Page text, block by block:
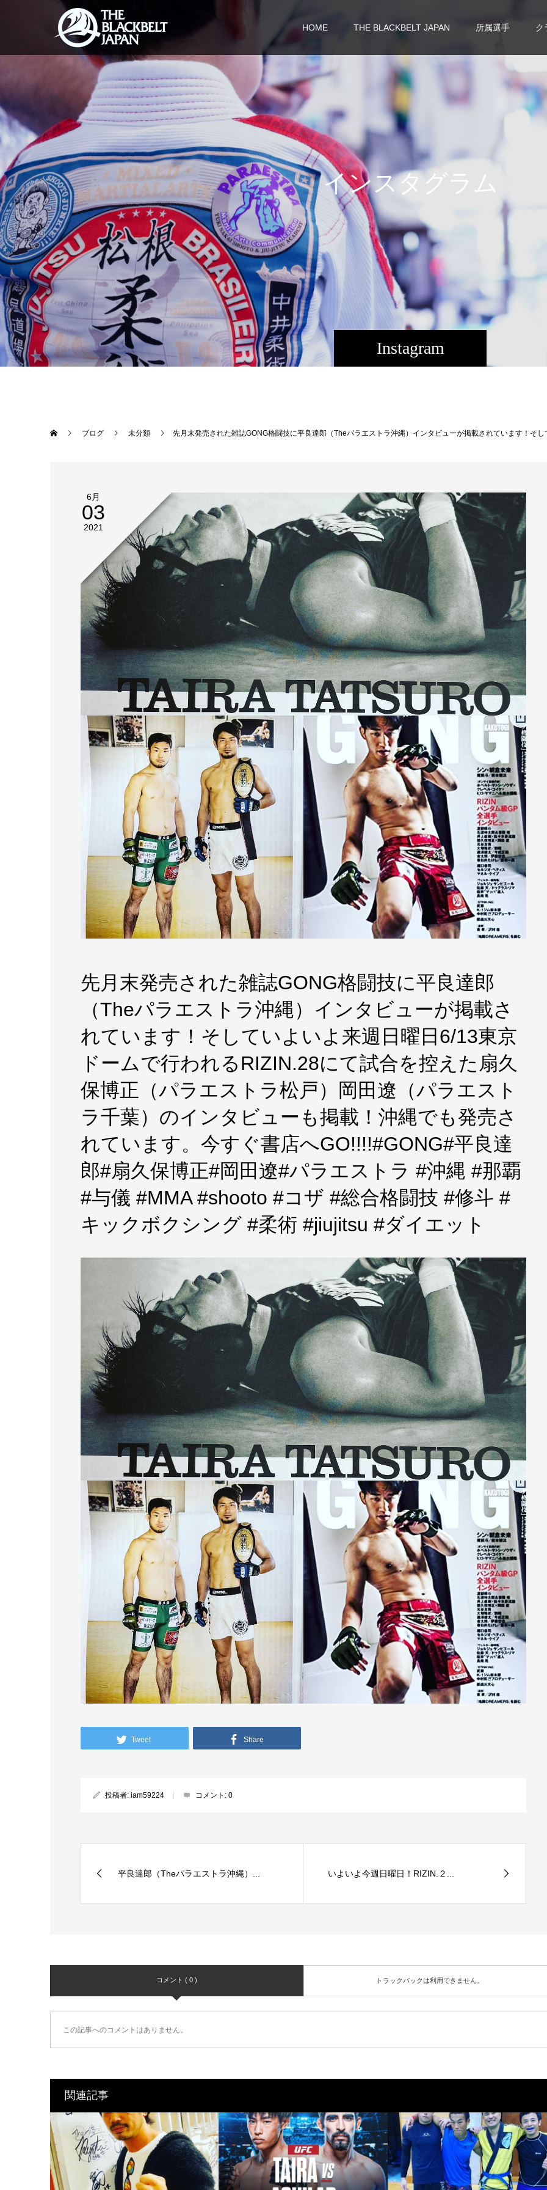
HOME THE BLACKBELT JAPAN 所属選手 ク
Instagram
インスタグラ ム
ブログ 未分類 先月末発売された雑誌GONG格闘技に平良達郎（Theパラエストラ沖縄）インタビューが掲載されています！そしていよいよ来週日曜日6/13東京ドームで行われるRIZIN.28にて試合を控えた扇久保博正（パラエストラ松戸）岡田遼（パラエストラ千葉）のインタビューも掲載！沖縄でも発売されています。
6月
03
2021
先月末発売された雑誌GONG格闘技に平良達郎
（Theパラエストラ沖縄）インタビューが掲載さ
れています！そしていよいよ来週日曜日6/13東京
ドームで行われるRIZIN.28にて試合を控えた扇久
保博正（パラエストラ松戸）岡田遼（パラエスト
ラ千葉）のインタビューも掲載！沖縄でも発売さ
れています。今すぐ書店へGO!!!!#GONG#平良達
郎#扇久保博正#岡田遼#パラエストラ #沖縄 #那覇
#与儀 #MMA #shooto #コザ #総合格闘技 #修斗 #
キックボクシング #柔術 #jiujitsu #ダイエット
Tweet Share
投稿者: iam59224 コメント: 0
平良達郎（Theパラエストラ沖縄）... いよいよ今週日曜日！RIZIN.２...
コメント ( 0 ) トラックバックは利用できません。
この記事へのコメントはありません。
関連記事